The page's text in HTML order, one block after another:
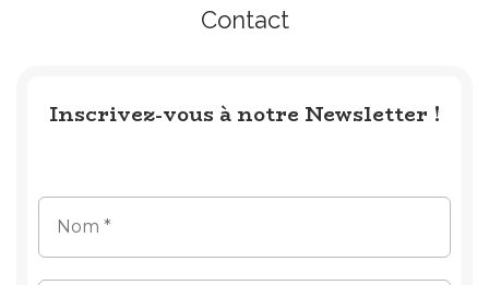
Contact
Inscrivez-vous à notre Newsletter !